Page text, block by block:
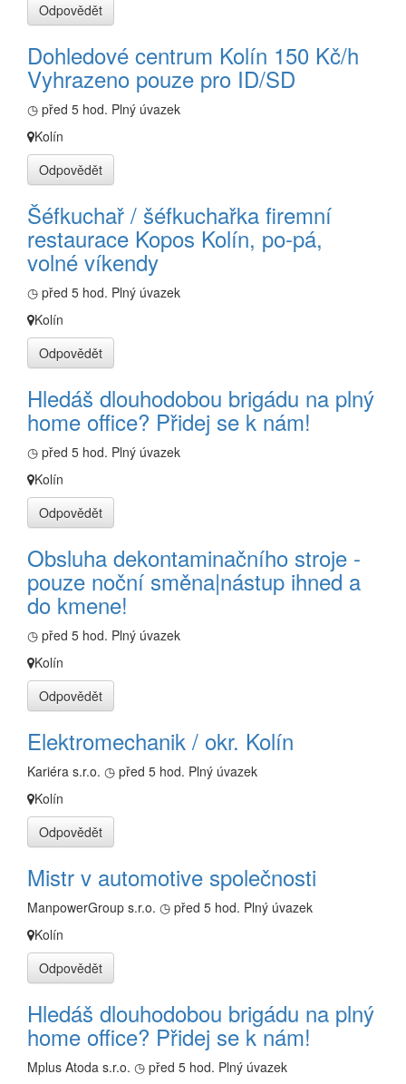
Odpovědět
Dohledové centrum Kolín 150 Kč/h
Vyhrazeno pouze pro ID/SD
◷ před 5 hod. Plný úvazek
Kolín
Odpovědět
Šéfkuchař / šéfkuchařka firemní
restaurace Kopos Kolín, po-pá,
volné víkendy
◷ před 5 hod. Plný úvazek
Kolín
Odpovědět
Hledáš dlouhodobou brigádu na plný
home office? Přidej se k nám!
◷ před 5 hod. Plný úvazek
Kolín
Odpovědět
Obsluha dekontaminačního stroje -
pouze noční směna|nástup ihned a
do kmene!
◷ před 5 hod. Plný úvazek
Kolín
Odpovědět
Elektromechanik / okr. Kolín
Kariéra s.r.o. ◷ před 5 hod. Plný úvazek
Kolín
Odpovědět
Mistr v automotive společnosti
ManpowerGroup s.r.o. ◷ před 5 hod. Plný úvazek
Kolín
Odpovědět
Hledáš dlouhodobou brigádu na plný
home office? Přidej se k nám!
Mplus Atoda s.r.o. ◷ před 5 hod. Plný úvazek